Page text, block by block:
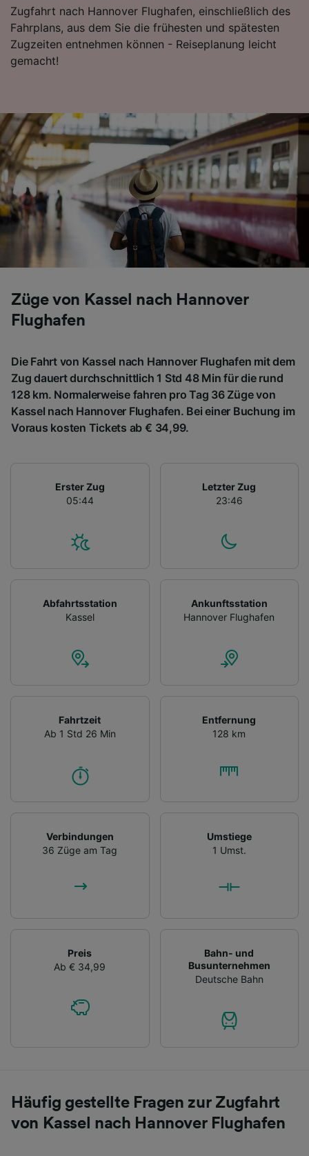
Zugfahrt nach Hannover Flughafen, einschließlich des
Fahrplans, aus dem Sie die frühesten und spätesten
Zugzeiten entnehmen können - Reiseplanung leicht
gemacht!
Züge von Kassel nach Hannover
Flughafen
Die Fahrt von Kassel nach Hannover Flughafen mit dem
Zug dauert durchschnittlich 1 Std 48 Min für die rund
128 km. Normalerweise fahren pro Tag 36 Züge von
Kassel nach Hannover Flughafen. Bei einer Buchung im
Voraus kosten Tickets ab € 34,99.
Erster Zug
05:44
Letzter Zug
23:46
Abfahrtsstation
Kassel
Ankunftsstation
Hannover Flughafen
Fahrtzeit
Ab 1 Std 26 Min
Entfernung
128 km
Verbindungen
36 Züge am Tag
Umstiege
1 Umst.
Preis
Ab € 34,99
Bahn- und
Busunternehmen
Deutsche Bahn
Häufig gestellte Fragen zur Zugfahrt
von Kassel nach Hannover Flughafen
Folgendes bereitzustellen:
Verwendung genauer Standortdaten.
Endgeräteeigenschaften zur Identifikation
aktiv abfragen. Speichern von oder Zugriff auf
Informationen auf einem Endgerät.
Inhalten, Zielgruppenforschung sowie
Entwicklung und Verbesserung von
Angeboten.
Liste der Partner (Lieferanten)